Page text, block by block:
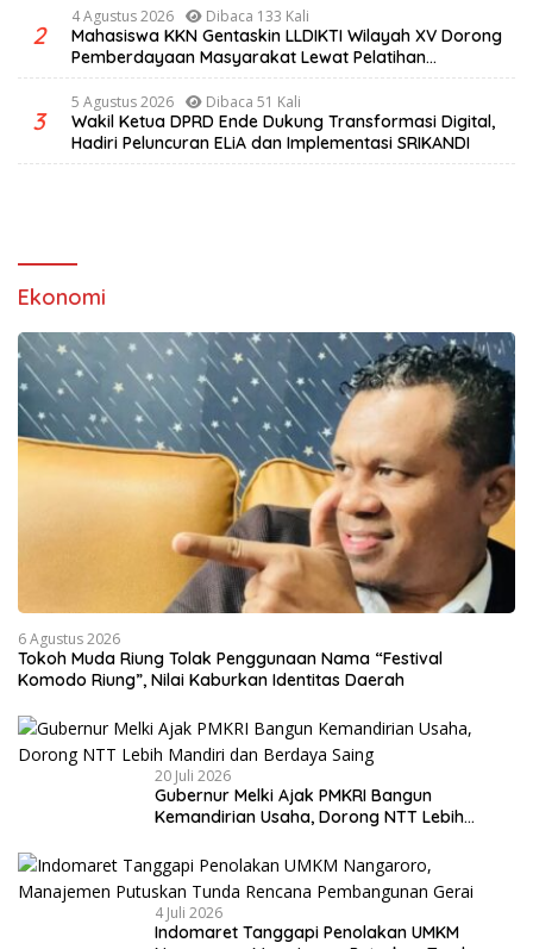
2
4 Agustus 2026 Dibaca 133 Kali
Mahasiswa KKN Gentaskin LLDIKTI Wilayah XV Dorong
Pemberdayaan Masyarakat Lewat Pelatihan
Pengolahan Hasil Alam di Desa Sisir
3
5 Agustus 2026 Dibaca 51 Kali
Wakil Ketua DPRD Ende Dukung Transformasi Digital,
Hadiri Peluncuran ELiA dan Implementasi SRIKANDI
Ekonomi
6 Agustus 2026
Tokoh Muda Riung Tolak Penggunaan Nama “Festival
Komodo Riung”, Nilai Kaburkan Identitas Daerah
20 Juli 2026
Gubernur Melki Ajak PMKRI Bangun
Kemandirian Usaha, Dorong NTT Lebih
4 Juli 2026
Indomaret Tanggapi Penolakan UMKM